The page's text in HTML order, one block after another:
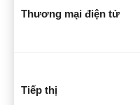
Thương mại điện tử
Tiếp thị